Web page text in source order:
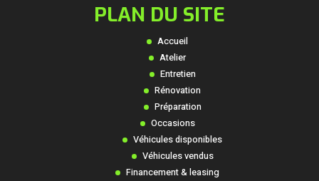
PLAN DU SITE
Accueil
Atelier
Entretien
Rénovation
Préparation
Occasions
Véhicules disponibles
Véhicules vendus
Financement & leasing